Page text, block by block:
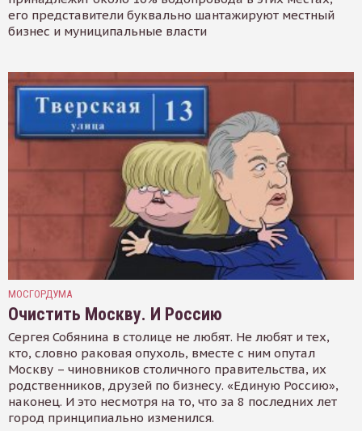
его представители буквально шантажируют местный
бизнес и муниципальные власти
МОСГОРДУМА
Очистить Москву. И Россию
Сергея Собянина в столице не любят. Не любят и тех,
кто, словно раковая опухоль, вместе с ним опутал
Москву – чиновников столичного правительства, их
родственников, друзей по бизнесу. «Единую Россию»,
наконец. И это несмотря на то, что за 8 последних лет
город принципиально изменился.